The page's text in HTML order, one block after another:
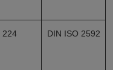
224 DIN ISO 2592